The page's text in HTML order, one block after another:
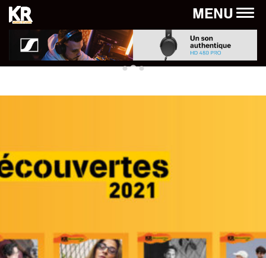
MENU
Panneau de gestion des cookies